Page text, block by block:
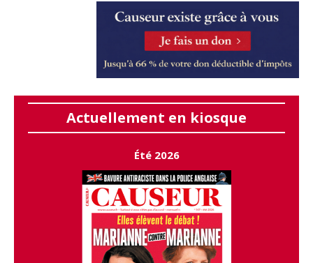
Actuellement en kiosque
Été 2026